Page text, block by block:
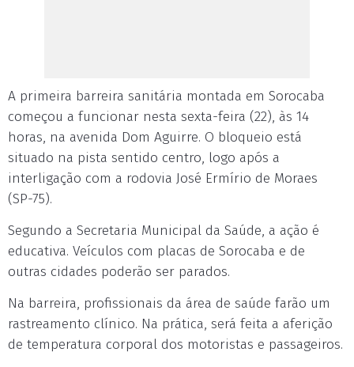
A primeira barreira sanitária montada em Sorocaba
começou a funcionar nesta sexta-feira (22), às 14
horas, na avenida Dom Aguirre. O bloqueio está
situado na pista sentido centro, logo após a
interligação com a rodovia José Ermírio de Moraes
(SP-75).
Segundo a Secretaria Municipal da Saúde, a ação é
educativa. Veículos com placas de Sorocaba e de
outras cidades poderão ser parados.
Na barreira, profissionais da área de saúde farão um
rastreamento clínico. Na prática, será feita a aferição
de temperatura corporal dos motoristas e passageiros.